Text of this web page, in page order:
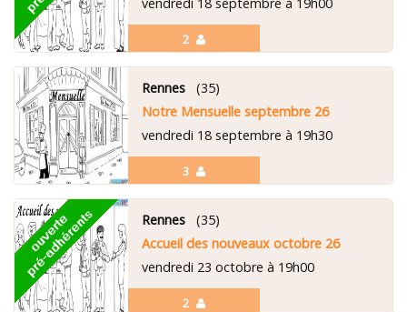
2
3
Rennes(35)
Notre Mensuelle septembre 26
vendredi 18 septembre à 19h30
2
Rennes(35)
Accueil des nouveaux octobre 26
vendredi 23 octobre à 19h00